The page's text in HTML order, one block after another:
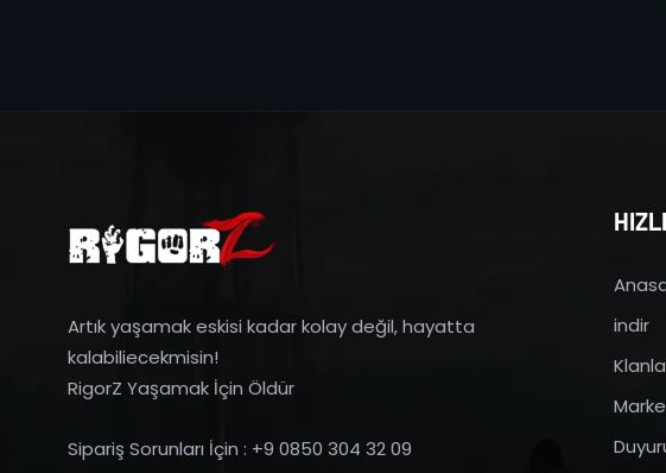
Artık yaşamak eskisi kadar kolay değil, hayatta
kalabiliecekmisin!
RigorZ Yaşamak İçin Öldür
Sipariş Sorunları İçin : +9 0850 304 32 09
indir